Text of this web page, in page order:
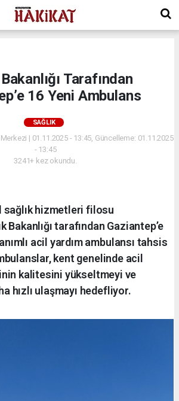
Tarafından
16 Yeni Ambulans
SAĞLIK
| 01.11.2025 - 13:45, Güncelleme: 01.11.2025
- 13:45
3241+ kez okundu.
sağlık hizmetleri filosu
Bakanlığı tarafından Gaziantep’e
acil yardım ambulansı tahsis
kent genelinde acil
kalitesini yükseltmeyi ve
hızlı ulaşmayı hedefliyor.